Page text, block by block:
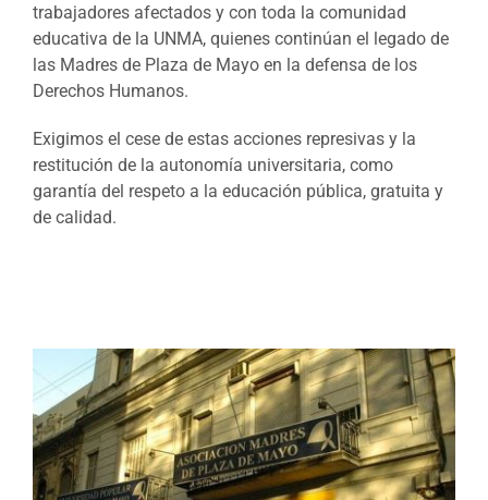
trabajadores afectados y con toda la comunidad
educativa de la UNMA, quienes continúan el legado de
las Madres de Plaza de Mayo en la defensa de los
Derechos Humanos.
Exigimos el cese de estas acciones represivas y la
restitución de la autonomía universitaria, como
garantía del respeto a la educación pública, gratuita y
de calidad.